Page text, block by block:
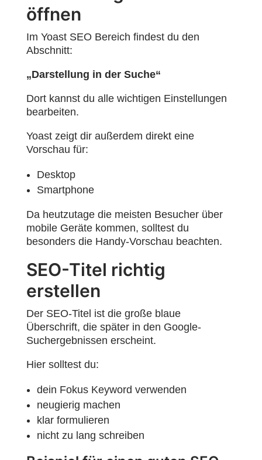
öffnen
Im Yoast SEO Bereich findest du den
Abschnitt:
„Darstellung in der Suche“
Dort kannst du alle wichtigen Einstellungen
bearbeiten.
Yoast zeigt dir außerdem direkt eine
Vorschau für:
Desktop
Smartphone
Da heutzutage die meisten Besucher über
mobile Geräte kommen, solltest du
besonders die Handy-Vorschau beachten.
SEO-Titel richtig
erstellen
Der SEO-Titel ist die große blaue
Überschrift, die später in den Google-
Suchergebnissen erscheint.
Hier solltest du:
dein Fokus Keyword verwenden
neugierig machen
klar formulieren
nicht zu lang schreiben